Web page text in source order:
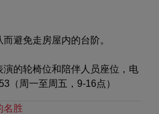
避免走房屋内的台阶。
的轮椅位和陪伴人员座位，电
（周一至周五，9-16点）
名胜